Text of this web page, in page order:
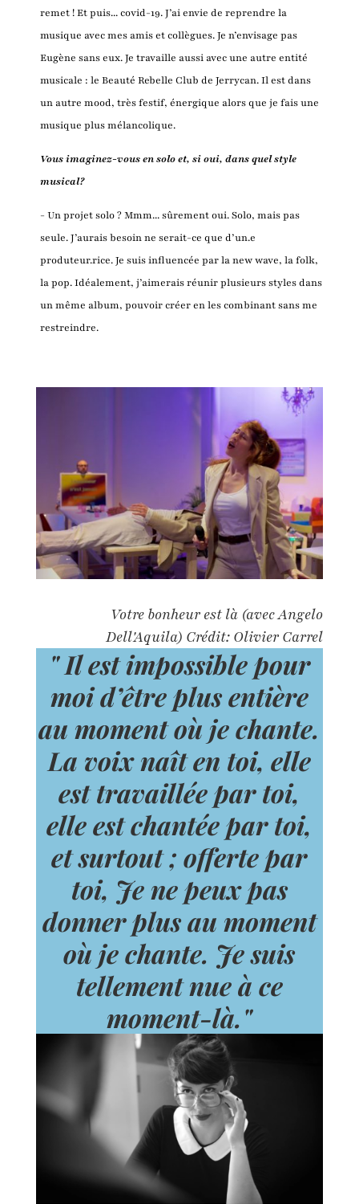
remet ! Et puis... covid-19. J’ai envie de reprendre la
musique avec mes amis et collègues. Je n’envisage pas
Eugène sans eux. Je travaille aussi avec une autre entité
musicale : le Beauté Rebelle Club de Jerrycan. Il est dans
un autre mood, très festif, énergique alors que je fais une
musique plus mélancolique.
Vous imaginez-vous en solo et, si oui, dans quel style
musical?
- Un projet solo ? Mmm... sûrement oui. Solo, mais pas
seule. J’aurais besoin ne serait-ce que d’un.e
produteur.rice. Je suis influencée par la new wave, la folk,
la pop. Idéalement, j’aimerais réunir plusieurs styles dans
un même album, pouvoir créer en les combinant sans me
restreindre.
Votre bonheur est là (avec Angelo
Dell'Aquila) Crédit: Olivier Carrel
" Il est impossible pour
moi d’être plus entière
au moment où je chante.
La voix naît en toi, elle
est travaillée par toi,
elle est chantée par toi,
et surtout ; offerte par
toi, Je ne peux pas
donner plus au moment
où je chante. Je suis
tellement nue à ce
moment-là."